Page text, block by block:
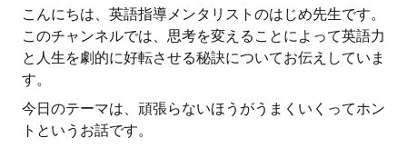
こんにちは、英語指導メンタリストのはじめ先生です。
このチャンネルでは、思考を変えることによって英語力
と人生を劇的に好転させる秘訣についてお伝えしていま
す。
今日のテーマは、頑張らないほうがうまくいくってホン
トというお話です。